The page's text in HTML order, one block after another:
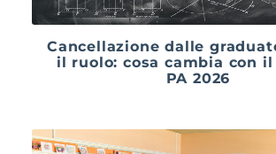
Cancellazione dalle
il ruolo: cosa cambia con
PA 2026